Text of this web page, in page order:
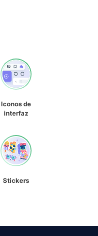
Iconos de
interfaz
Stickers